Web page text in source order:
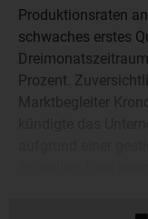
Produktionsraten
schwaches erstes
Prozent.
Marktbegleiter